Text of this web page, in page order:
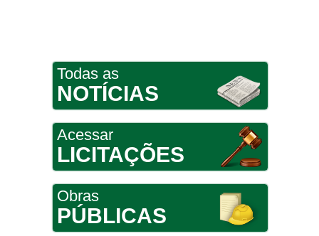
Todas as
NOTÍCIAS
Acessar
LICITAÇÕES
Obras
PÚBLICAS